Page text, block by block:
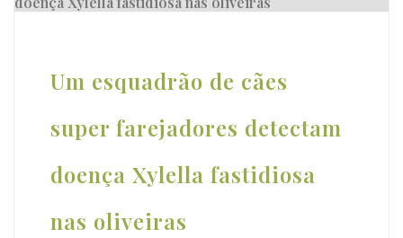
Um esquadrão de cães
super farejadores detectam
doença Xylella fastidiosa
nas oliveiras